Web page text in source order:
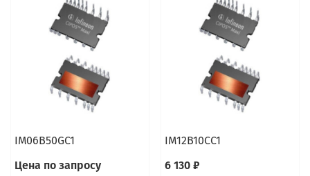
IM06B50GC1
Цена по запросу
IM12B10CC1
6 130 ₽